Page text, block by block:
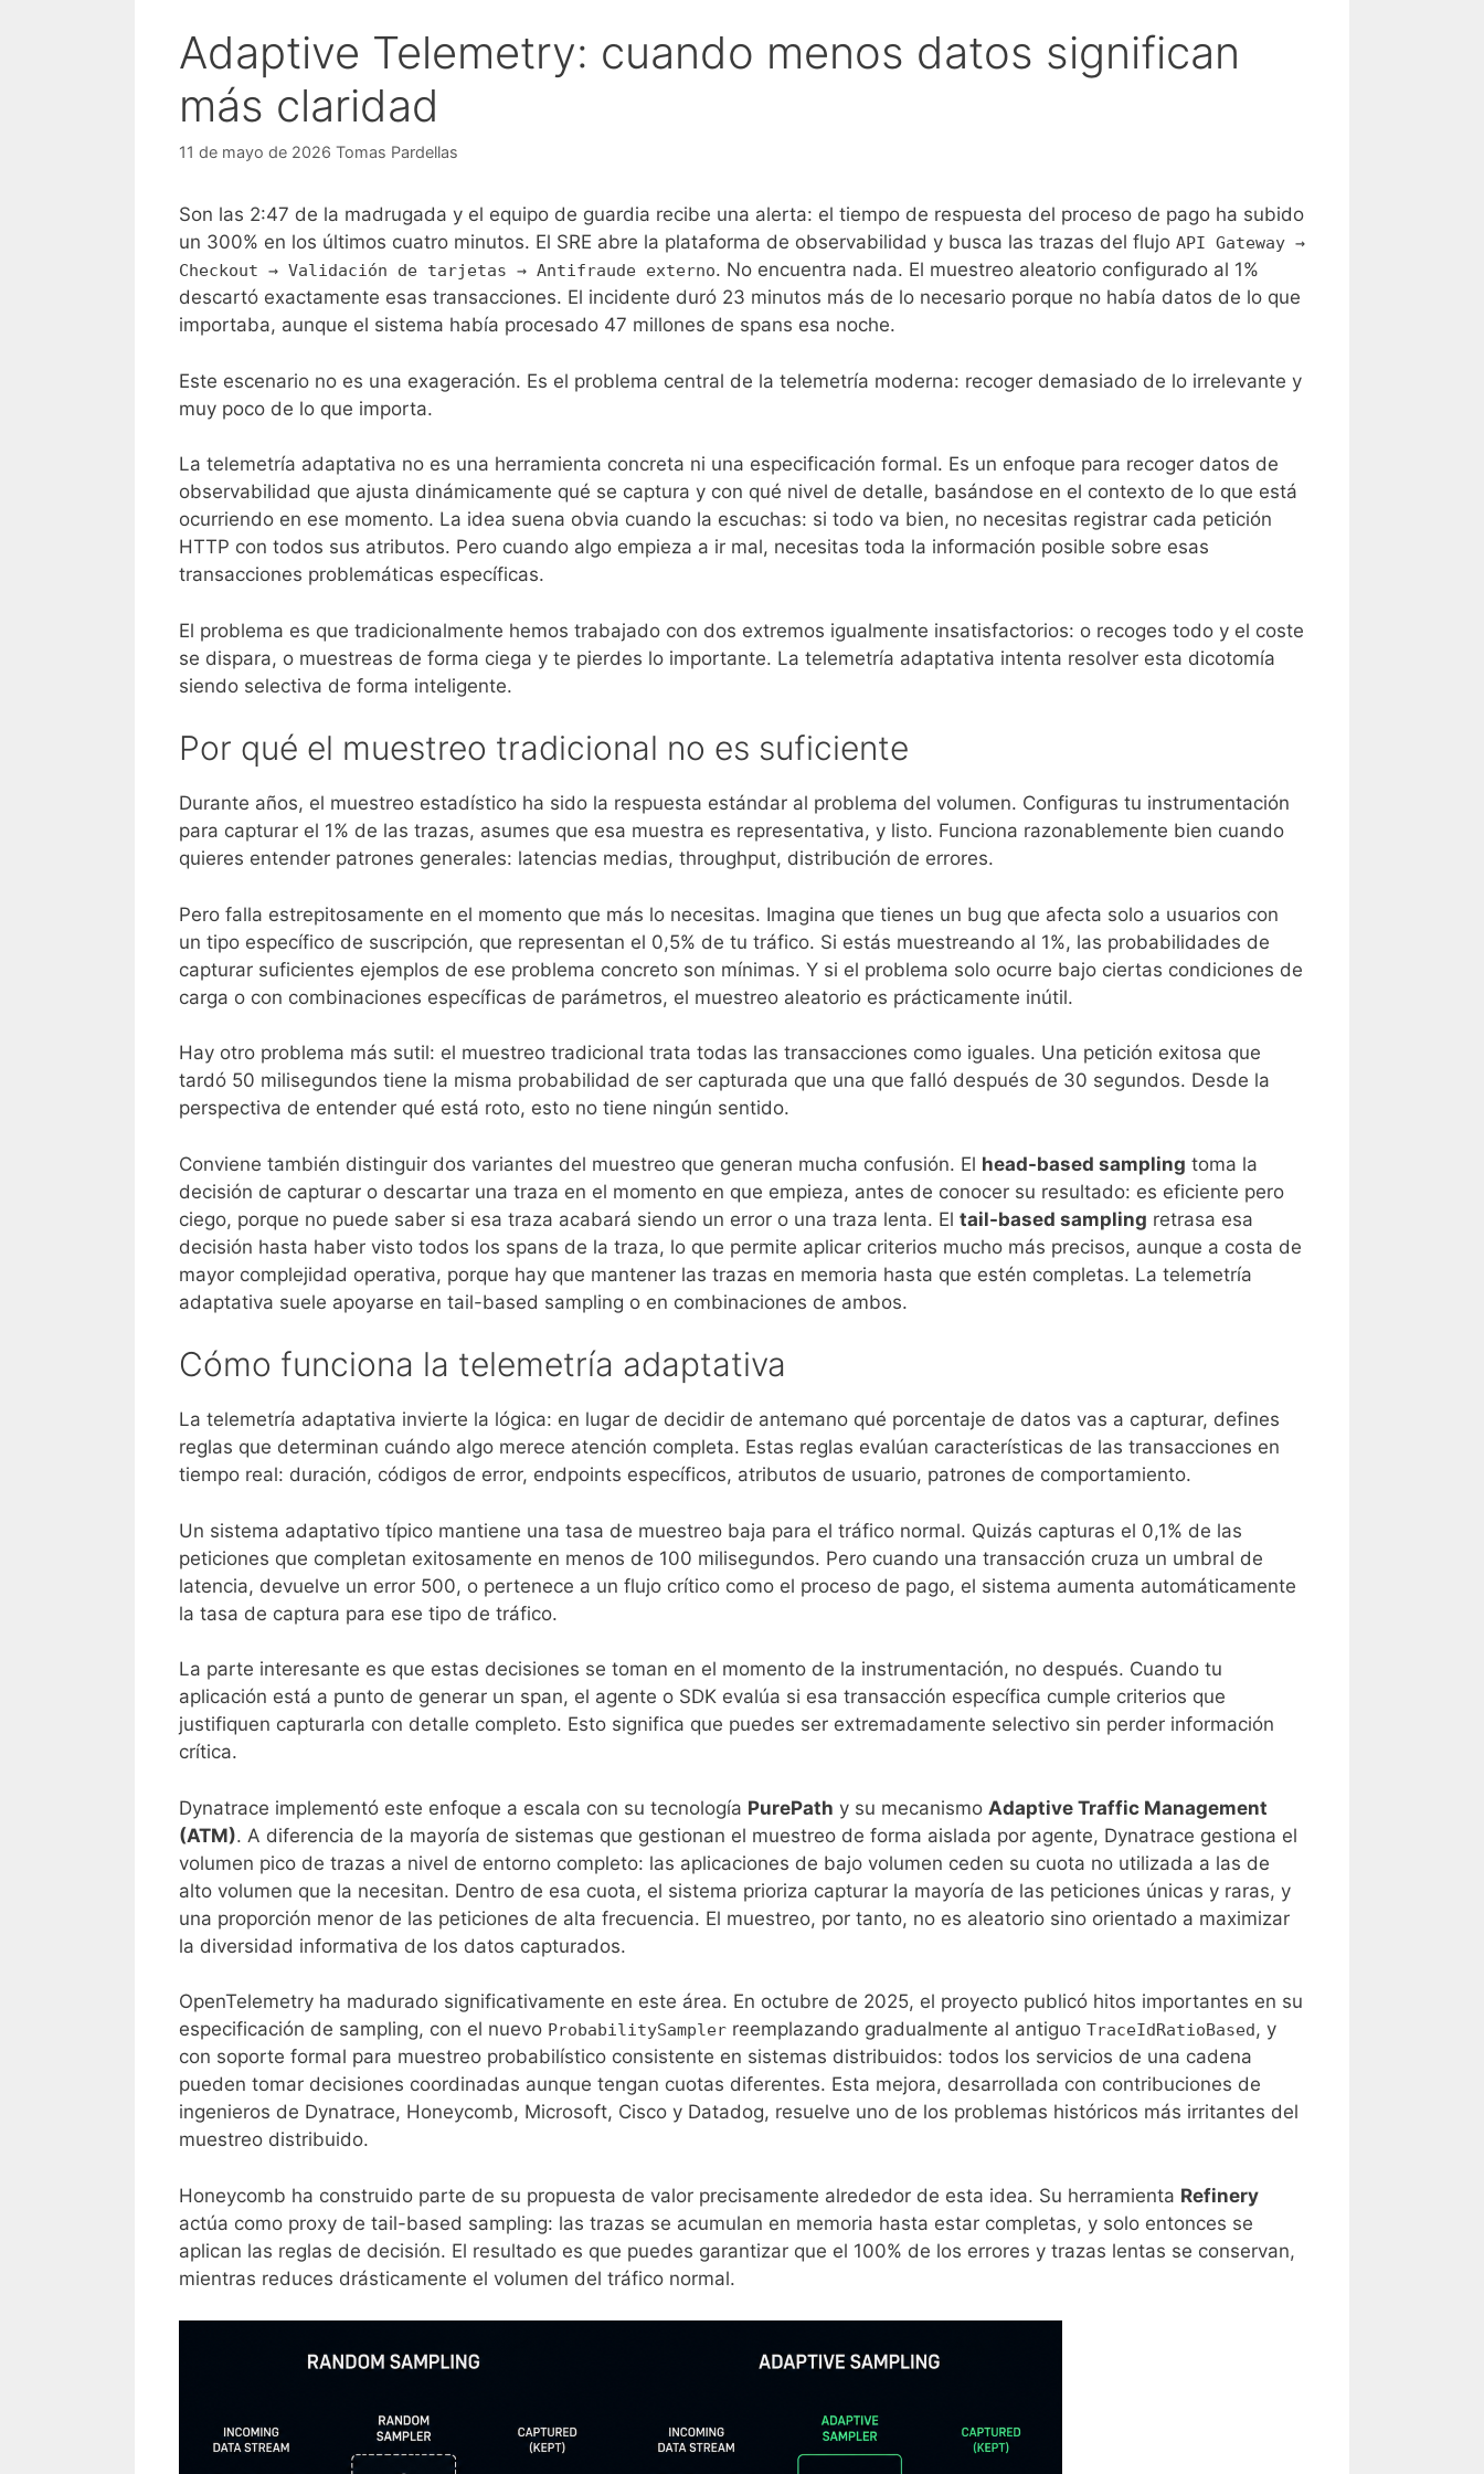
Adaptive Telemetry: cuando menos datos significan
más claridad
11 de mayo de 2026 Tomas Pardellas
Son las 2:47 de la madrugada y el equipo de guardia recibe una alerta: el tiempo de respuesta del proceso de pago ha subido
un 300% en los últimos cuatro minutos. El SRE abre la plataforma de observabilidad y busca las trazas del flujo API Gateway →
Checkout → Validación de tarjetas → Antifraude externo. No encuentra nada. El muestreo aleatorio configurado al 1%
descartó exactamente esas transacciones. El incidente duró 23 minutos más de lo necesario porque no había datos de lo que
importaba, aunque el sistema había procesado 47 millones de spans esa noche.
Este escenario no es una exageración. Es el problema central de la telemetría moderna: recoger demasiado de lo irrelevante y
muy poco de lo que importa.
La telemetría adaptativa no es una herramienta concreta ni una especificación formal. Es un enfoque para recoger datos de
observabilidad que ajusta dinámicamente qué se captura y con qué nivel de detalle, basándose en el contexto de lo que está
ocurriendo en ese momento. La idea suena obvia cuando la escuchas: si todo va bien, no necesitas registrar cada petición
HTTP con todos sus atributos. Pero cuando algo empieza a ir mal, necesitas toda la información posible sobre esas
transacciones problemáticas específicas.
El problema es que tradicionalmente hemos trabajado con dos extremos igualmente insatisfactorios: o recoges todo y el coste
se dispara, o muestreas de forma ciega y te pierdes lo importante. La telemetría adaptativa intenta resolver esta dicotomía
siendo selectiva de forma inteligente.
Por qué el muestreo tradicional no es suficiente
Durante años, el muestreo estadístico ha sido la respuesta estándar al problema del volumen. Configuras tu instrumentación
para capturar el 1% de las trazas, asumes que esa muestra es representativa, y listo. Funciona razonablemente bien cuando
quieres entender patrones generales: latencias medias, throughput, distribución de errores.
Pero falla estrepitosamente en el momento que más lo necesitas. Imagina que tienes un bug que afecta solo a usuarios con
un tipo específico de suscripción, que representan el 0,5% de tu tráfico. Si estás muestreando al 1%, las probabilidades de
capturar suficientes ejemplos de ese problema concreto son mínimas. Y si el problema solo ocurre bajo ciertas condiciones de
carga o con combinaciones específicas de parámetros, el muestreo aleatorio es prácticamente inútil.
Hay otro problema más sutil: el muestreo tradicional trata todas las transacciones como iguales. Una petición exitosa que
tardó 50 milisegundos tiene la misma probabilidad de ser capturada que una que falló después de 30 segundos. Desde la
perspectiva de entender qué está roto, esto no tiene ningún sentido.
Conviene también distinguir dos variantes del muestreo que generan mucha confusión. El head-based sampling toma la
decisión de capturar o descartar una traza en el momento en que empieza, antes de conocer su resultado: es eficiente pero
ciego, porque no puede saber si esa traza acabará siendo un error o una traza lenta. El tail-based sampling retrasa esa
decisión hasta haber visto todos los spans de la traza, lo que permite aplicar criterios mucho más precisos, aunque a costa de
mayor complejidad operativa, porque hay que mantener las trazas en memoria hasta que estén completas. La telemetría
adaptativa suele apoyarse en tail-based sampling o en combinaciones de ambos.
Cómo funciona la telemetría adaptativa
La telemetría adaptativa invierte la lógica: en lugar de decidir de antemano qué porcentaje de datos vas a capturar, defines
reglas que determinan cuándo algo merece atención completa. Estas reglas evalúan características de las transacciones en
tiempo real: duración, códigos de error, endpoints específicos, atributos de usuario, patrones de comportamiento.
Un sistema adaptativo típico mantiene una tasa de muestreo baja para el tráfico normal. Quizás capturas el 0,1% de las
peticiones que completan exitosamente en menos de 100 milisegundos. Pero cuando una transacción cruza un umbral de
latencia, devuelve un error 500, o pertenece a un flujo crítico como el proceso de pago, el sistema aumenta automáticamente
la tasa de captura para ese tipo de tráfico.
La parte interesante es que estas decisiones se toman en el momento de la instrumentación, no después. Cuando tu
aplicación está a punto de generar un span, el agente o SDK evalúa si esa transacción específica cumple criterios que
justifiquen capturarla con detalle completo. Esto significa que puedes ser extremadamente selectivo sin perder información
crítica.
Dynatrace implementó este enfoque a escala con su tecnología PurePath y su mecanismo Adaptive Traffic Management
(ATM). A diferencia de la mayoría de sistemas que gestionan el muestreo de forma aislada por agente, Dynatrace gestiona el
volumen pico de trazas a nivel de entorno completo: las aplicaciones de bajo volumen ceden su cuota no utilizada a las de
alto volumen que la necesitan. Dentro de esa cuota, el sistema prioriza capturar la mayoría de las peticiones únicas y raras, y
una proporción menor de las peticiones de alta frecuencia. El muestreo, por tanto, no es aleatorio sino orientado a maximizar
la diversidad informativa de los datos capturados.
OpenTelemetry ha madurado significativamente en este área. En octubre de 2025, el proyecto publicó hitos importantes en su
especificación de sampling, con el nuevo ProbabilitySampler reemplazando gradualmente al antiguo TraceIdRatioBased, y
con soporte formal para muestreo probabilístico consistente en sistemas distribuidos: todos los servicios de una cadena
pueden tomar decisiones coordinadas aunque tengan cuotas diferentes. Esta mejora, desarrollada con contribuciones de
ingenieros de Dynatrace, Honeycomb, Microsoft, Cisco y Datadog, resuelve uno de los problemas históricos más irritantes del
muestreo distribuido.
Honeycomb ha construido parte de su propuesta de valor precisamente alrededor de esta idea. Su herramienta Refinery
actúa como proxy de tail-based sampling: las trazas se acumulan en memoria hasta estar completas, y solo entonces se
aplican las reglas de decisión. El resultado es que puedes garantizar que el 100% de los errores y trazas lentas se conservan,
mientras reduces drásticamente el volumen del tráfico normal.